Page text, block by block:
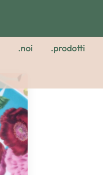
.noi .prodotti